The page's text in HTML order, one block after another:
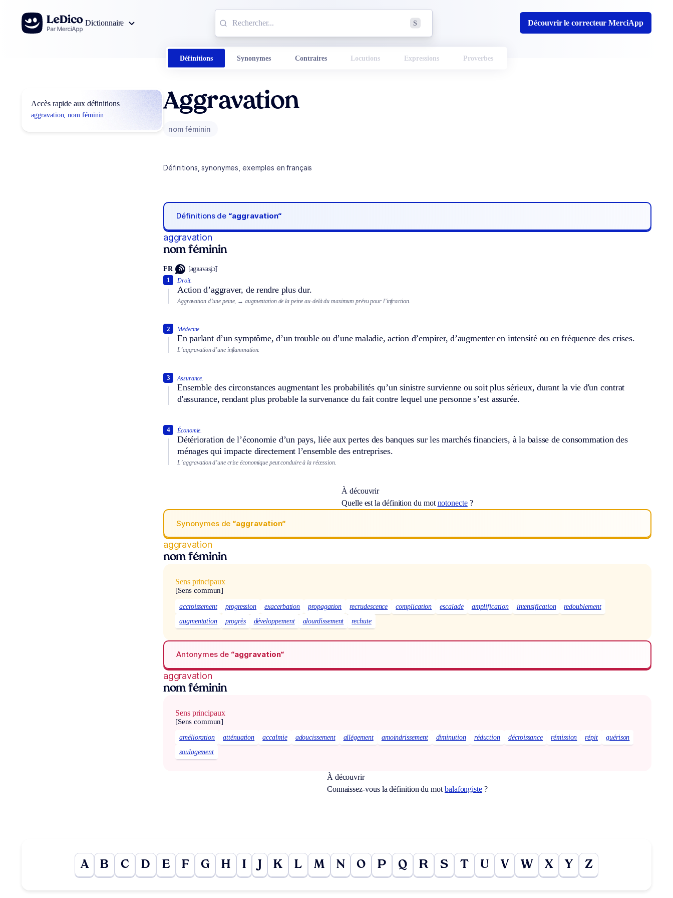
Aller au contenu
Dictionnaire
S Découvrir le correcteur MerciApp
Définitions Synonymes Contraires Locutions Expressions Proverbes
Accès rapide aux définitions
aggravation, nom féminin
Aggravation
nom féminin
Définitions, synonymes, exemples en français
Définitions de “aggravation“
aggravation
nom féminin
FR [agʀavasjɔ̃]
Droit.
Action d’aggraver, de rendre plus dur.
1
Aggravation d’une peine, → augmentation de la peine au-delà du maximum prévu pour l’infraction.
Médecine.
En parlant d’un symptôme, d’un trouble ou d’une maladie, action d’empirer, d’augmenter en intensité ou en fréquence des crises.
2
L’aggravation d’une inflammation.
Assurance.
Ensemble des circonstances augmentant les probabilités qu’un sinistre survienne ou soit plus sérieux, durant la vie d'un contrat
d'assurance, rendant plus probable la survenance du fait contre lequel une personne s’est assurée.
3
Économie.
Détérioration de l’économie d’un pays, liée aux pertes des banques sur les marchés financiers, à la baisse de consommation des
ménages qui impacte directement l’ensemble des entreprises.
4
L’aggravation d’une crise économique peut conduire à la récession.
À découvrir
Quelle est la définition du mot notonecte?
Synonymes de “aggravation“
aggravation
nom féminin
Sens principaux
[Sens commun]
accroissement progression exacerbation propagation recrudescence complication escalade amplification intensification
redoublement
augmentation
progrès développement alourdissement rechute
Antonymes de “aggravation“
aggravation
nom féminin
Sens principaux
[Sens commun]
amélioration atténuation accalmie adoucissement allégement amoindrissement diminution réduction décroissance rémission répit
guérison
soulagement
À découvrir
Connaissez-vous la définition du mot balafongiste?
A B C D E F G H I J K L M N O P Q R S T U V W X Y Z